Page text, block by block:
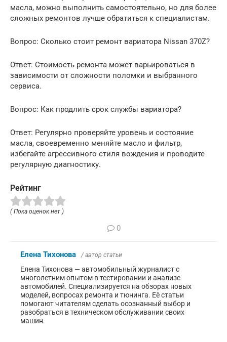
масла, можно выполнить самостоятельно, но для более
сложных ремонтов лучше обратиться к специалистам.
Вопрос: Сколько стоит ремонт вариатора Nissan 370Z?
Ответ: Стоимость ремонта может варьироваться в
зависимости от сложности поломки и выбранного
сервиса.
Вопрос: Как продлить срок службы вариатора?
Ответ: Регулярно проверяйте уровень и состояние
масла, своевременно меняйте масло и фильтр,
избегайте агрессивного стиля вождения и проводите
регулярную диагностику.
Рейтинг
( Пока оценок нет )
0
Елена Тихонова / автор статьи
Елена Тихонова — автомобильный журналист с
многолетним опытом в тестировании и анализе
автомобилей. Специализируется на обзорах новых
моделей, вопросах ремонта и тюнинга. Её статьи
помогают читателям сделать осознанный выбор и
разобраться в техническом обслуживании своих
машин.